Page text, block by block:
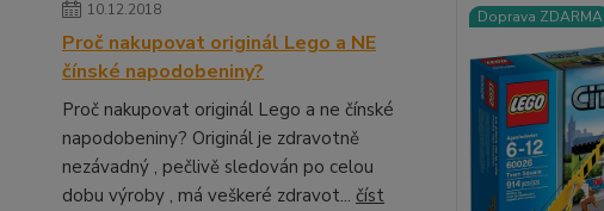
10.12.2018
Proč nakupovat originál Lego a NE
čínské napodobeniny?
Proč nakupovat originál Lego a ne čínské
napodobeniny? Originál je zdravotně
nezávadný , pečlivě sledován po celou
dobu výroby , má veškeré zdravot... číst
Doprava ZDARMA